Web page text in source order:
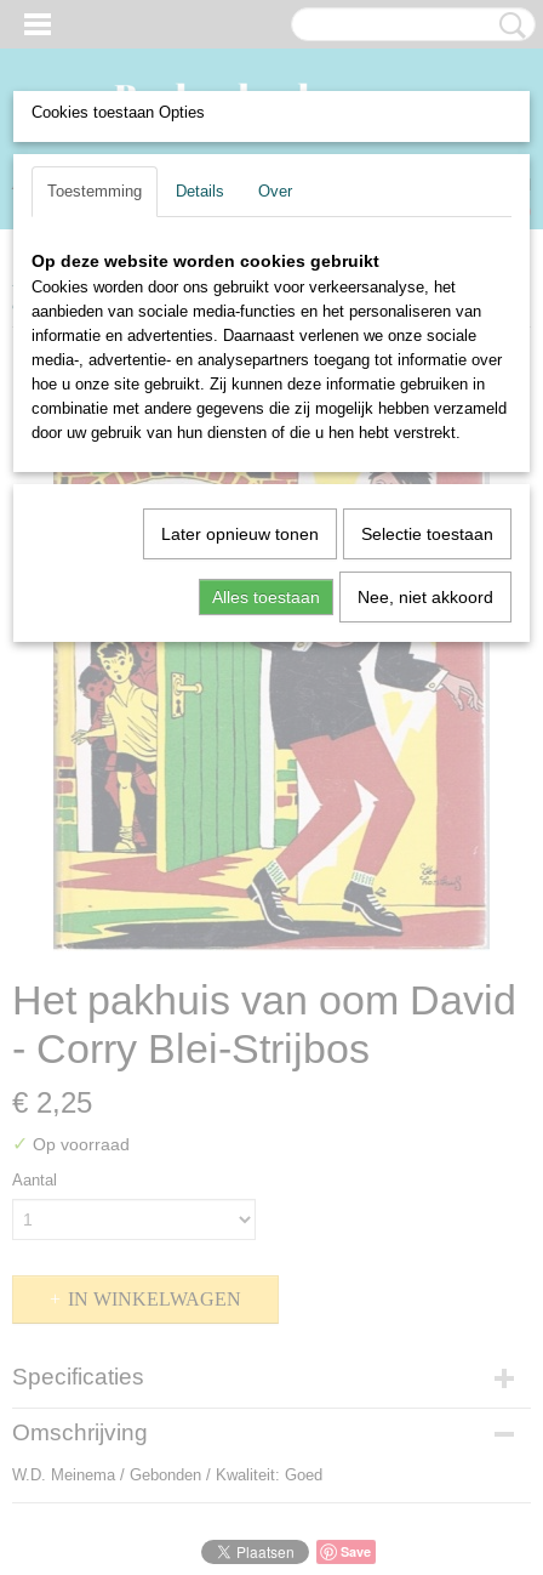
Inloggen Registreren
(0)
Home>Boeken en Strips> Boeken>Kinderboeken>Het pakhuis van
oom David - Corry Blei-Strijbos
Het pakhuis van oom David
- Corry Blei-Strijbos
€ 2,25
✓ Op voorraad
Aantal
IN WINKELWAGEN
Specificaties
Productcode
P-911009
Bruto gewicht
Omschrijving
W.D. Meinema / Gebonden / Kwaliteit: Goed
Save
Cookies toestaan Opties
Toestemming Details Over
Op deze website worden cookies gebruikt
Cookies worden door ons gebruikt voor verkeersanalyse, het
aanbieden van sociale media-functies en het personaliseren van
informatie en advertenties. Daarnaast verlenen we onze sociale
media-, advertentie- en analysepartners toegang tot informatie over
hoe u onze site gebruikt. Zij kunnen deze informatie gebruiken in
combinatie met andere gegevens die zij mogelijk hebben verzameld
door uw gebruik van hun diensten of die u hen hebt verstrekt.
Later opnieuw tonen Selectie toestaan
Alles toestaan Nee, niet akkoord